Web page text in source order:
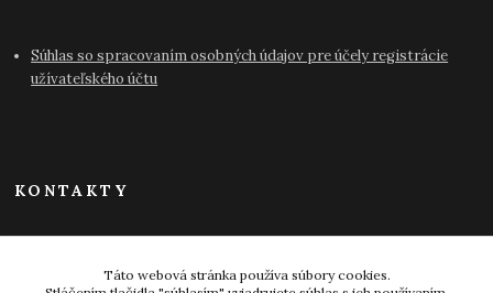
Súhlas so spracovaním osobných údajov pre účely registrácie
užívateľského účtu
KONTAKTY
Táto webová stránka používa súbory cookies.